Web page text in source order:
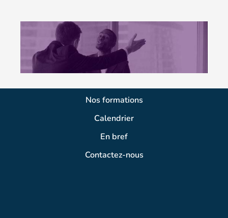
Nos formations
Calendrier
En bref
Contactez-nous